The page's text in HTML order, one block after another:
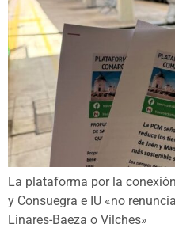
La plataforma por la
y Consuegra e IU «no
Linares-Baeza o Vilches»